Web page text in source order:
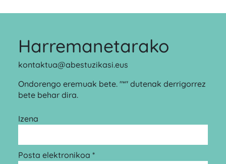
Harremanetarako
kontaktua@abestuzikasi.eus
Ondorengo eremuak bete. "*" dutenak derrigorrez
bete behar dira.
Izena
Posta elektronikoa *